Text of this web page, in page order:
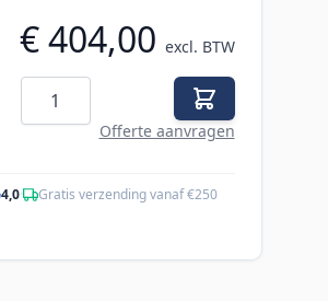
€ 404,00 excl. BTW
Aantal
Offerte aanvragen
4,0· Gratis verzending vanaf €250